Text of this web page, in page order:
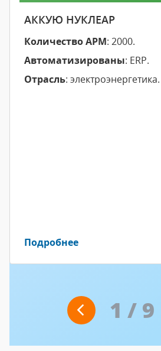
АККУЮ НУКЛЕАР
Количество АРМ: 2000.
Автоматизированы: ERP.
Отрасль: электроэнергетика.
Подробнее
1 / 9